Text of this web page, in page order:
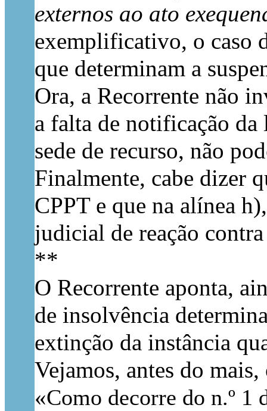
externos ao ato
exemplificativo, o caso
que determinam a
Ora, a Recorrente não
a falta de notificação
sede de recurso, não
Finalmente, cabe dizer
CPPT e que na alínea
judicial de reação
**
O Recorrente aponta,
de insolvência
extinção da instância
Vejamos, antes do
«Como decorre do n.º 1